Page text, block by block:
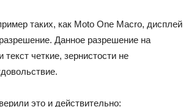
таких, как Moto One Macro, дисплей
Данное разрешение на
четкие, зернистости не
это и действительно: